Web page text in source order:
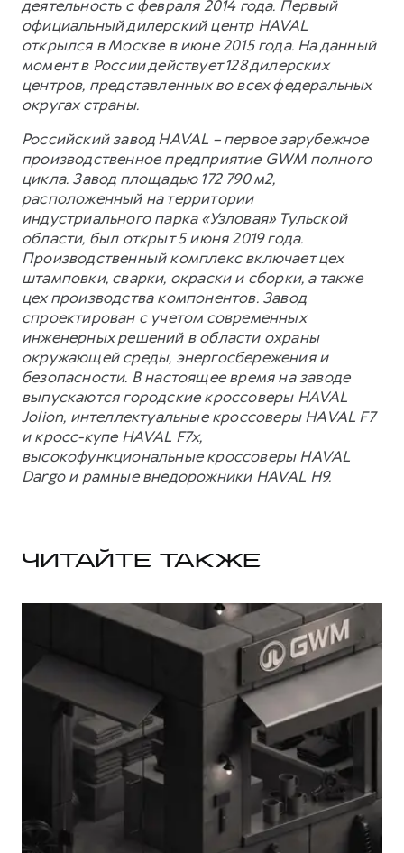
деятельность с февраля 2014 года. Первый
официальный дилерский центр HAVAL
открылся в Москве в июне 2015 года. На данный
момент в России действует 128 дилерских
центров, представленных во всех федеральных
округах страны.
Российский завод HAVAL – первое зарубежное
производственное предприятие GWM полного
цикла. Завод площадью 172 790 м2,
расположенный на территории
индустриального парка «Узловая» Тульской
области, был открыт 5 июня 2019 года.
Производственный комплекс включает цех
штамповки, сварки, окраски и сборки, а также
цех производства компонентов. Завод
спроектирован с учетом современных
инженерных решений в области охраны
окружающей среды, энергосбережения и
безопасности. В настоящее время на заводе
выпускаются городские кроссоверы HAVAL
Jolion, интеллектуальные кроссоверы HAVAL F7
и кросс-купе HAVAL F7x,
высокофункциональные кроссоверы HAVAL
Dargo и рамные внедорожники HAVAL H9.
ЧИТАЙТЕ ТАКЖЕ